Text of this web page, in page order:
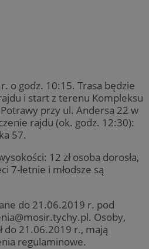
o godz. 10:15. Trasa będzie
i start z terenu Kompleksu
przy ul. Andersa 22 w
rajdu (ok. godz. 12:30):
57.
12 zł osoba dorosła,
7-letnie i młodsze są
do 21.06.2019 r. pod
. Osoby,
do 21.06.2019 r., mają
regulaminowe.